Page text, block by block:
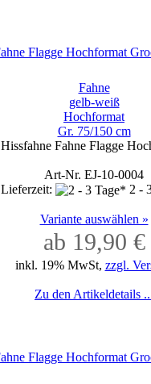
Fahne
gelb-weiß
Hochformat
Gr. 75/150 cm
Hissfahne Fahne Flagge
Art-Nr. EJ-10-0004
Lieferzeit:
2 -
Variante auswählen »
ab 19,90 €
inkl. 19% MwSt, zzgl.
Zu den Artikeldetails